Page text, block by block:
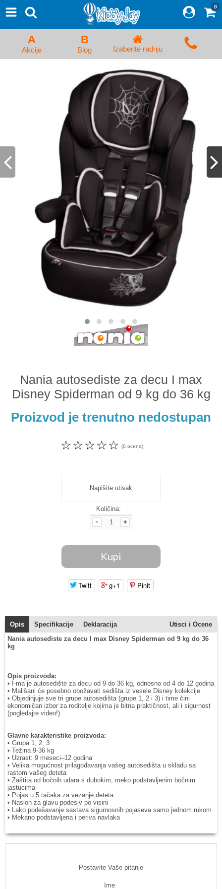
Proizvodi
Početna Prijava/Registracija
Kolica za bebe i dečija kolica
Auto sedišta za decu i bebe
Kreveci, ljuljaške i ležaljke
Kadice, noše i adapteri
Hranilice, flašice i cucle
Monitori, Ogradice i tricikli
Posteljine, vrećice i baldahini
Odeća i obuća
Igračke za bebe i decu
0
A
Akcije
B
Blog Izaberite radnju
Nania autosediste za decu I max
Disney Spiderman od 9 kg do 36 kg
Proizvod je trenutno nedostupan
☆
☆
☆
☆
☆ (0 ocena)
Napišite utisak
Količina:
Twitt g+1 Pinit
Opis Specifikacije Deklaracija
Utisci i Ocene
Nania autosediste za decu I max Disney Spiderman od 9 kg do 36
kg
Opis proizvoda:
• I-ma je autosedište za decu od 9 do 36 kg, odnosno od 4 do 12 godina
• Mališani će posebno obožavati sedišta iz vesele Disney kolekcije
• Objedinjuje sve tri grupe autosedišta (grupe 1, 2 i 3) i time čini
ekonomičan izbor za roditelje kojima je bitna praktičnost, ali i sigurnost
(pogledajte video!)
Glavne karakteristike proizvoda:
• Grupa 1, 2, 3
• Težina 9-36 kg
• Uzrast: 9 meseci–12 godina
• Velika mogućnost prilagođavanja vašeg autosedišta u skladu sa
rastom vašeg deteta
• Zaštita od bočnih udara s dubokim, meko podstavljenim bočnim
jastucima
• Pojas u 5 tačaka za vezanje deteta
• Naslon za glavu podesiv po visini
• Lako podešavanje sastava sigurnosnih pojaseva samo jednom rukom
• Mekano podstavljena i periva navlaka
Postavite Vaše pitanje
Ime